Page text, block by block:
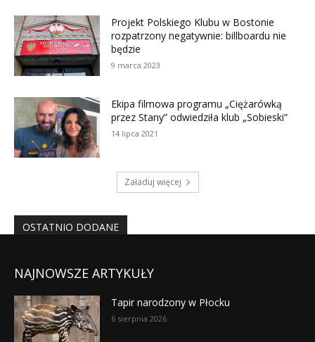
NAJNOWSZE ARTYKUŁY
Tapir narodzony w Płocku
6 sierpnia 2026